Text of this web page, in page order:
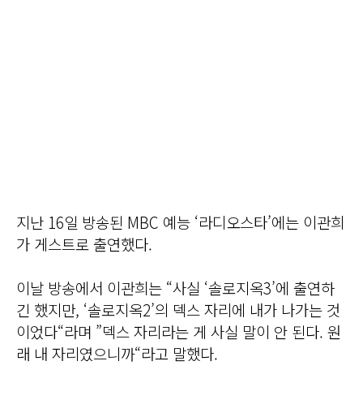
지난 16일 방송된 MBC 예능 ‘라디오스타’에는 이관희
가 게스트로 출연했다.
이날 방송에서 이관희는 “사실 ‘솔로지옥3’에 출연하
긴 했지만, ‘솔로지옥2’의 덱스 자리에 내가 나가는 것
이었다“라며 ”덱스 자리라는 게 사실 말이 안 된다. 원
래 내 자리였으니까“라고 말했다.